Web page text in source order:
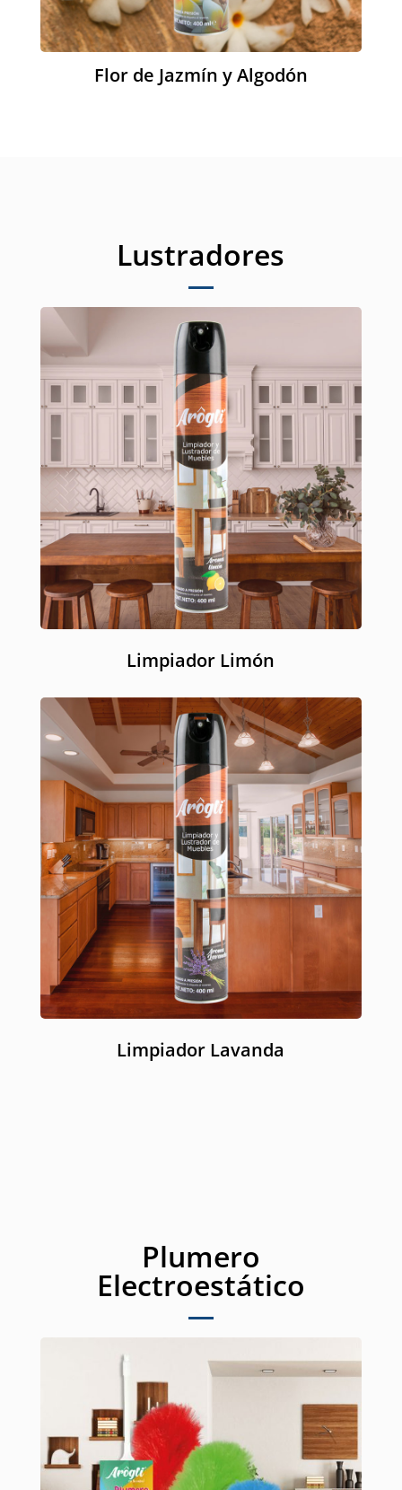
Flor de Jazmín y Algodón
Lustradores
Limpiador Limón
Limpiador Lavanda
Plumero
Electroestático